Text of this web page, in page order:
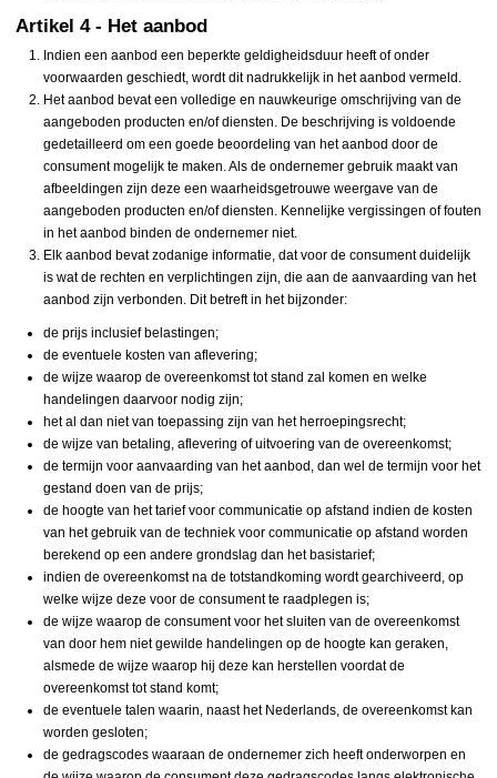
Artikel 4 - Het aanbod
Indien een aanbod een beperkte geldigheidsduur heeft of onder
voorwaarden geschiedt, wordt dit nadrukkelijk in het aanbod vermeld.
Het aanbod bevat een volledige en nauwkeurige omschrijving van de
aangeboden producten en/of diensten. De beschrijving is voldoende
gedetailleerd om een goede beoordeling van het aanbod door de
consument mogelijk te maken. Als de ondernemer gebruik maakt van
afbeeldingen zijn deze een waarheidsgetrouwe weergave van de
aangeboden producten en/of diensten. Kennelijke vergissingen of fouten
in het aanbod binden de ondernemer niet.
Elk aanbod bevat zodanige informatie, dat voor de consument duidelijk
is wat de rechten en verplichtingen zijn, die aan de aanvaarding van het
aanbod zijn verbonden. Dit betreft in het bijzonder:
de prijs inclusief belastingen;
de eventuele kosten van aflevering;
de wijze waarop de overeenkomst tot stand zal komen en welke
handelingen daarvoor nodig zijn;
het al dan niet van toepassing zijn van het herroepingsrecht;
de wijze van betaling, aflevering of uitvoering van de overeenkomst;
de termijn voor aanvaarding van het aanbod, dan wel de termijn voor het
gestand doen van de prijs;
de hoogte van het tarief voor communicatie op afstand indien de kosten
van het gebruik van de techniek voor communicatie op afstand worden
berekend op een andere grondslag dan het basistarief;
indien de overeenkomst na de totstandkoming wordt gearchiveerd, op
welke wijze deze voor de consument te raadplegen is;
de wijze waarop de consument voor het sluiten van de overeenkomst
van door hem niet gewilde handelingen op de hoogte kan geraken,
alsmede de wijze waarop hij deze kan herstellen voordat de
overeenkomst tot stand komt;
de eventuele talen waarin, naast het Nederlands, de overeenkomst kan
worden gesloten;
de gedragscodes waaraan de ondernemer zich heeft onderworpen en